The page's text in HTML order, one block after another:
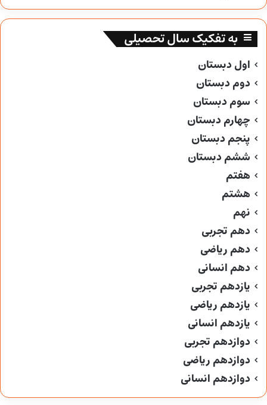
به تفکیک سال تحصیلی
اول دبستان
دوم دبستان
سوم دبستان
چهارم دبستان
پنجم دبستان
ششم دبستان
هفتم
هشتم
نهم
دهم تجربی
دهم ریاضی
دهم انسانی
یازدهم تجربی
یازدهم ریاضی
یازدهم انسانی
دوازدهم تجربی
دوازدهم ریاضی
دوازدهم انسانی